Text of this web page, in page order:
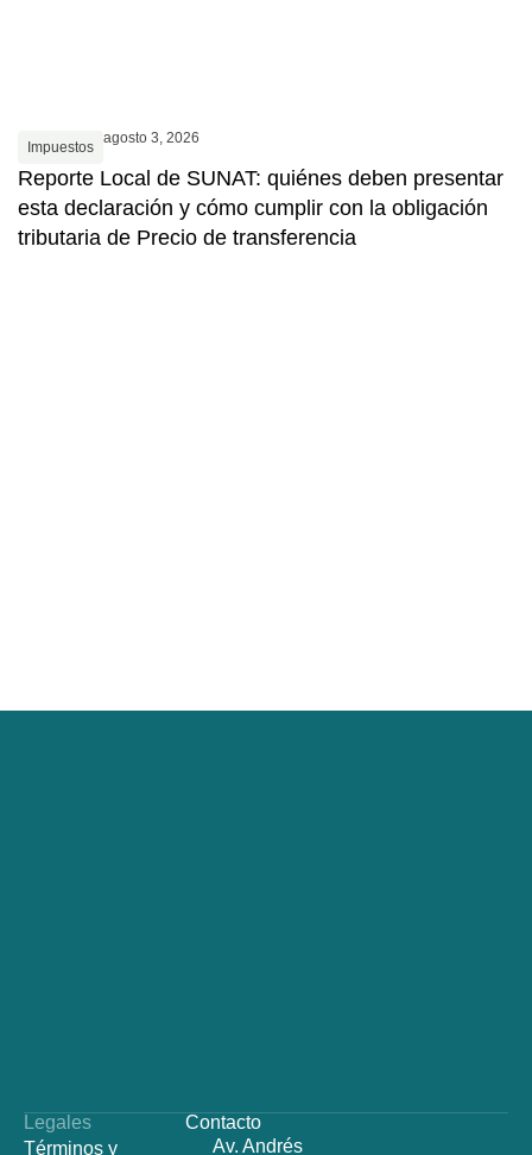
Impuestos
agosto 3, 2026
Reporte Local de SUNAT: quiénes deben presentar
esta declaración y cómo cumplir con la obligación
tributaria de Precio de transferencia
Legales
Términos y
Contacto
Av. Andrés